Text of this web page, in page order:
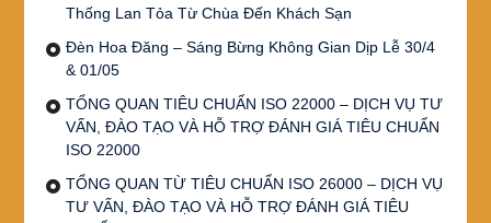
Thống Lan Tỏa Từ Chùa Đến Khách Sạn
Đèn Hoa Đăng – Sáng Bừng Không Gian Dịp Lễ 30/4
& 01/05
TỔNG QUAN TIÊU CHUẨN ISO 22000 – DỊCH VỤ TƯ
VẤN, ĐÀO TẠO VÀ HỖ TRỢ ĐÁNH GIÁ TIÊU CHUẨN
ISO 22000
TỔNG QUAN TỪ TIÊU CHUẨN ISO 26000 – DỊCH VỤ
TƯ VẤN, ĐÀO TẠO VÀ HỖ TRỢ ĐÁNH GIÁ TIÊU